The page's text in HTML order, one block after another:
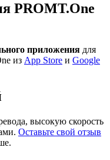
PROMT.One
приложения для
из App Store и Google
высокую скорость
Оставьте свой отзыв